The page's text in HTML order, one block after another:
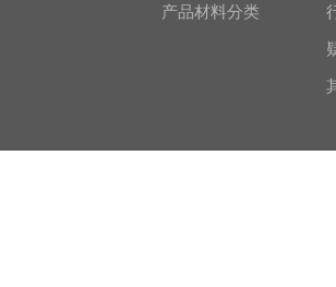
产品材料分类